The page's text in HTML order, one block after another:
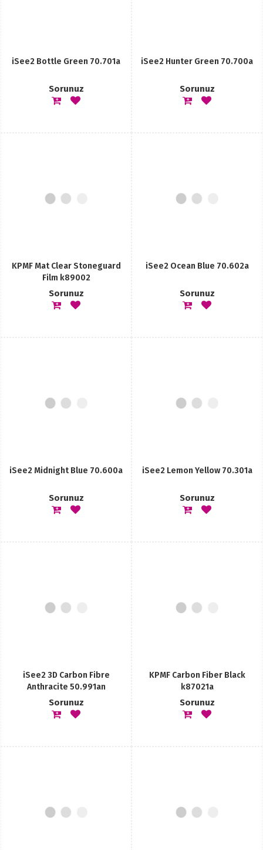
iSee2 Bottle Green 70.701a
Sorunuz
iSee2 Hunter Green 70.700a
Sorunuz
KPMF Mat Clear Stoneguard
Film k89002
Sorunuz
iSee2 Ocean Blue 70.602a
Sorunuz
iSee2 Midnight Blue 70.600a
Sorunuz
iSee2 Lemon Yellow 70.301a
Sorunuz
iSee2 3D Carbon Fibre
Anthracite 50.991an
Sorunuz
KPMF Carbon Fiber Black
k87021a
Sorunuz